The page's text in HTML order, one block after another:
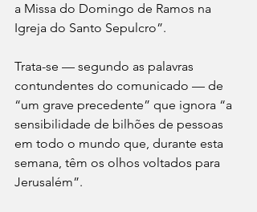
a Missa do Domingo de Ramos na
Igreja do Santo Sepulcro”.
Trata-se — segundo as palavras
contundentes do comunicado — de
“um grave precedente” que ignora “a
sensibilidade de bilhões de pessoas
em todo o mundo que, durante esta
semana, têm os olhos voltados para
Jerusalém”.